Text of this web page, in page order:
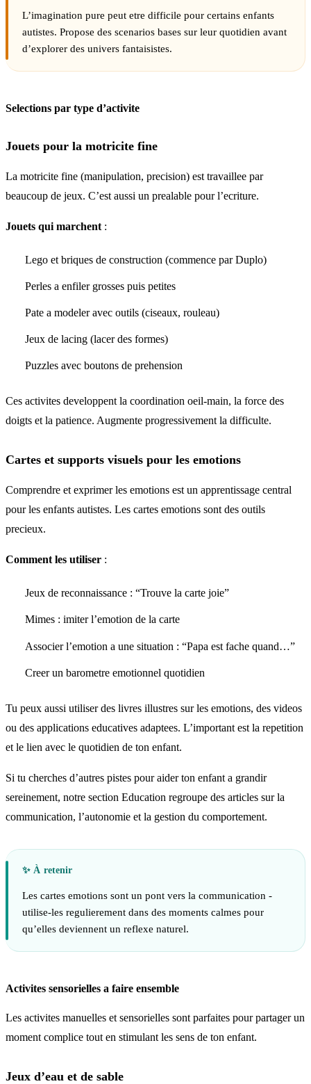
L’imagination pure peut etre difficile pour certains enfants
autistes. Propose des scenarios bases sur leur quotidien avant
d’explorer des univers fantaisistes.
Selections par type d’activite
Jouets pour la motricite fine
La motricite fine (manipulation, precision) est travaillee par
beaucoup de jeux. C’est aussi un prealable pour l’ecriture.
Jouets qui marchent :
Lego et briques de construction (commence par Duplo)
Perles a enfiler grosses puis petites
Pate a modeler avec outils (ciseaux, rouleau)
Jeux de lacing (lacer des formes)
Puzzles avec boutons de prehension
Ces activites developpent la coordination oeil-main, la force des
doigts et la patience. Augmente progressivement la difficulte.
Cartes et supports visuels pour les emotions
Comprendre et exprimer les emotions est un apprentissage central
pour les enfants autistes. Les cartes emotions sont des outils
precieux.
Comment les utiliser :
Jeux de reconnaissance : “Trouve la carte joie”
Mimes : imiter l’emotion de la carte
Associer l’emotion a une situation : “Papa est fache quand…”
Creer un barometre emotionnel quotidien
Tu peux aussi utiliser des livres illustres sur les emotions, des videos
ou des applications educatives adaptees. L’important est la repetition
et le lien avec le quotidien de ton enfant.
Si tu cherches d’autres pistes pour aider ton enfant a grandir
sereinement, notre section Education regroupe des articles sur la
communication, l’autonomie et la gestion du comportement.
Les cartes emotions sont un pont vers la communication -
utilise-les regulierement dans des moments calmes pour
qu’elles deviennent un reflexe naturel.
Activites sensorielles a faire ensemble
Les activites manuelles et sensorielles sont parfaites pour partager un
moment complice tout en stimulant les sens de ton enfant.
Jeux d’eau et de sable